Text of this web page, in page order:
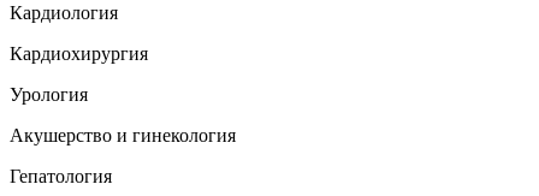
Кардиология
Кардиохирургия
Урология
Акушерство и гинекология
Гепатология